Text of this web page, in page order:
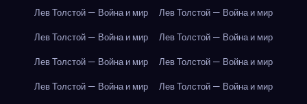
Лев Толстой — Война и мир
Лев Толстой — Война и мир
Лев Толстой — Война и мир
Лев Толстой — Война и мир
Лев Толстой — Война и мир
Лев Толстой — Война и мир
Лев Толстой — Война и мир
Лев Толстой — Война и мир